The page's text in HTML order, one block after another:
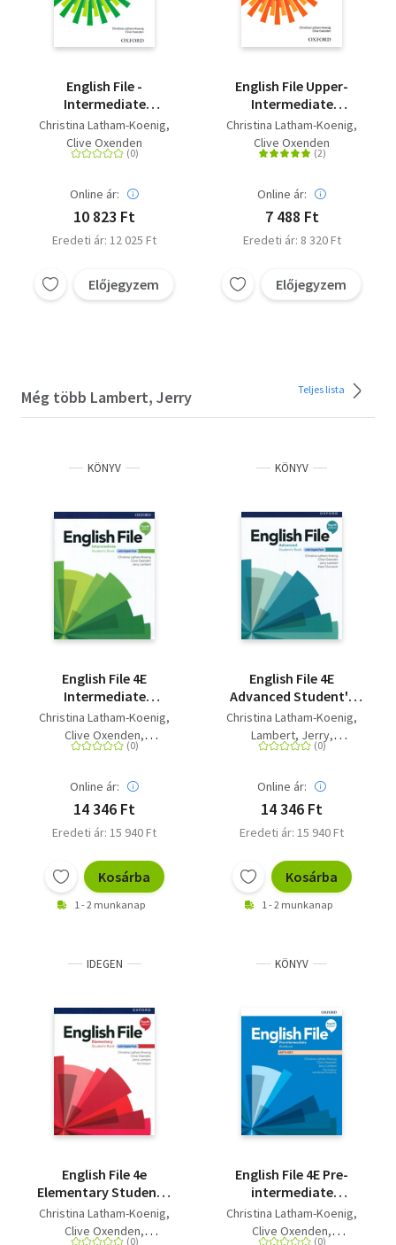
English File -
Intermediate
Student's Book - Third
edition
Christina Latham-Koenig
Clive Oxenden
Online ár:
10 823 Ft
Eredeti ár: 12 025 Ft
Előjegyzem
English File Upper-
Intermediate
Student's Book - Third
edition
Christina Latham-Koenig
Clive Oxenden
Online ár:
7 488 Ft
Eredeti ár: 8 320 Ft
Előjegyzem
Még több Lambert, Jerry Teljes lista
KÖNYV
English File 4E
Intermediate
Student's Book +
Digital Pack
Christina Latham-Koenig
Clive Oxenden
Lambert, Jerry
Online ár:
14 346 Ft
Eredeti ár: 15 940 Ft
Kosárba
1 - 2 munkanap
KÖNYV
English File 4E
Advanced Student's
Book + Digital Pack
Christina Latham-Koenig
Lambert, Jerry
Clive Oxenden
Online ár:
14 346 Ft
Eredeti ár: 15 940 Ft
Kosárba
1 - 2 munkanap
IDEGEN
English File 4e
Elementary Student's
Book + Digital Pack
Christina Latham-Koenig
Clive Oxenden
KÖNYV
English File 4E Pre-
intermediate
Workbook with key
Christina Latham-Koenig
Clive Oxenden